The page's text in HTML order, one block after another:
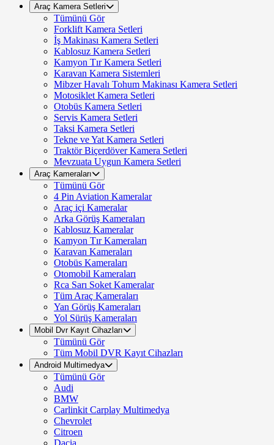
Araç Kamera Setleri
Tümünü Gör
Forklift Kamera Setleri
İş Makinası Kamera Setleri
Kablosuz Kamera Setleri
Kamyon Tır Kamera Setleri
Karavan Kamera Sistemleri
Mibzer Havalı Tohum Makinası Kamera Setleri
Motosiklet Kamera Setleri
Otobüs Kamera Setleri
Servis Kamera Setleri
Taksi Kamera Setleri
Tekne ve Yat Kamera Setleri
Traktör Biçerdöver Kamera Setleri
Mevzuata Uygun Kamera Setleri
Araç Kameraları
Tümünü Gör
4 Pin Aviation Kameralar
Araç içi Kameralar
Arka Görüş Kameraları
Kablosuz Kameralar
Kamyon Tır Kameraları
Karavan Kameraları
Otobüs Kameraları
Otomobil Kameraları
Rca Sarı Soket Kameralar
Tüm Araç Kameraları
Yan Görüş Kameraları
Yol Sürüş Kameraları
Mobil Dvr Kayıt Cihazları
Tümünü Gör
Tüm Mobil DVR Kayıt Cihazları
Android Multimedya
Tümünü Gör
Audi
BMW
Carlinkit Carplay Multimedya
Chevrolet
Citroen
Dacia